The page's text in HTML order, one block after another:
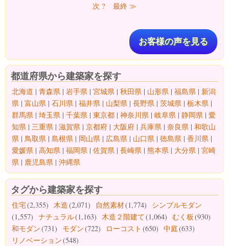
次 ?
最終 ≫
お客様の声を見る
都道府県から建築家を探す
北海道 | 青森県 | 岩手県 | 宮城県 | 秋田県 | 山形県 | 福島県 | 新潟
県 | 富山県 | 石川県 | 福井県 | 山梨県 | 長野県 | 茨城県 | 栃木県 |
群馬県 | 埼玉県 | 千葉県 | 東京都 | 神奈川県 | 岐阜県 | 静岡県 | 愛
知県 | 三重県 | 滋賀県 | 京都府 | 大阪府 | 兵庫県 | 奈良県 | 和歌山
県 | 鳥取県 | 島根県 | 岡山県 | 広島県 | 山口県 | 徳島県 | 香川県 |
愛媛県 | 高知県 | 福岡県 | 佐賀県 | 長崎県 | 熊本県 | 大分県 | 宮崎
県 | 鹿児島県 | 沖縄県
タグから建築家を探す
住宅(2,355) 木造(2,071) 自然素材(1,774)
シンプルモダン
(1,557) ナチュラル(1,163) 木造２階建て(1,064) むく板 (930)
和モダン(731) モダン(722) ローコスト (650) 中庭(633)
リノベーション(548)